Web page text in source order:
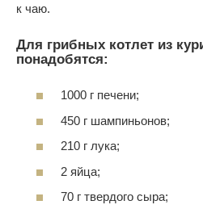
к чаю.
Для грибных котлет из
понадобятся:
1000 г печени;
450 г шампиньонов;
210 г лука;
2 яйца;
70 г твердого сыра;